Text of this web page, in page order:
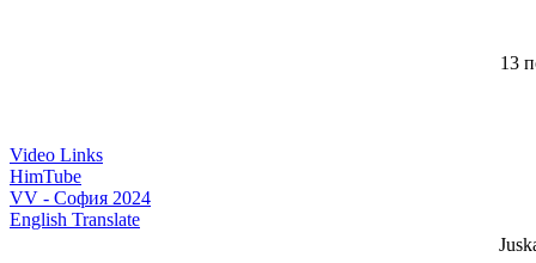
13
Video Links
HimTube
VV - София 2024
English Translate